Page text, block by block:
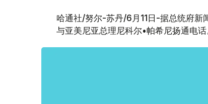
哈通社/努尔-苏丹/6月11日-据总统府新
与亚美尼亚总理尼科尔•帕希尼扬通电话